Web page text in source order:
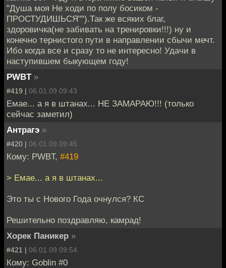
"Душа моя Не ходи по полу босиком -
ПРОСТУДИШЬСЯ"").Так же всяких благ,
здоровичка(не забивать на тренировки!!!) ну и
конечно тернистого пути в направлении сбычи мечт.
Ибо когда все и сразу то не интересно! Удачи в
наступившем быкующем году!
PWBT »
#419 | 06.01.09 09:43
Емае... а я в штанах... НЕ ЗАМАРАЮ!!! (только
сейчас заметил)
Антрагэ »
#420 | 06.01.09 09:45
Кому: PWBT, #419
> Емае... а я в штанах...
Это ты с Нового Года очнулся? КС
Решительно поздравляю, камрад!
Хорек Паникер »
#421 | 06.01.09 09:54
Кому: Goblin #0